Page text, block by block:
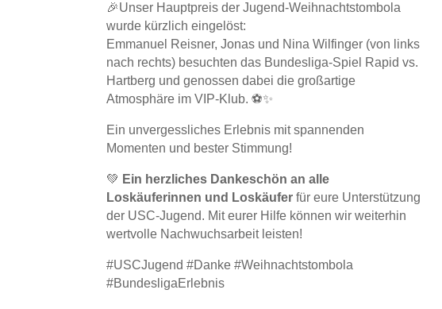
🎉Unser Hauptpreis der Jugend-Weihnachtstombola
wurde kürzlich eingelöst:
Emmanuel Reisner, Jonas und Nina Wilfinger (von links
nach rechts) besuchten das Bundesliga-Spiel Rapid vs.
Hartberg und genossen dabei die großartige
Atmosphäre im VIP-Klub. ⚽✨
Ein unvergessliches Erlebnis mit spannenden
Momenten und bester Stimmung!
💚 Ein herzliches Dankeschön an alle
Loskäuferinnen und Loskäufer für eure Unterstützung
der USC-Jugend. Mit eurer Hilfe können wir weiterhin
wertvolle Nachwuchsarbeit leisten!
#USCJugend #Danke #Weihnachtstombola
#BundesligaErlebnis